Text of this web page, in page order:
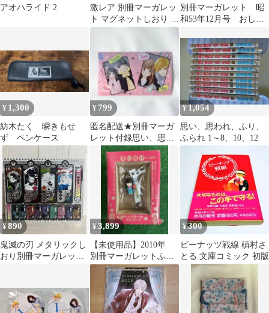
アオハライド 2
激レア 別冊マーガレッ
ト マグネットしおり ア
ニメ しおり マンガ 漫
別冊マーガレット 昭
和53年12月号 おしゃ
こ 集英社 k
¥ 1,300
紡木たく 瞬きもせ
ず ペンケース
¥ 799
匿名配送★別冊マーガ
レット付録思い、思わ
れ、ふり、ふられクリ
アチケットホルダー
¥1,054
思い、思われ、ふり、
ふられ 1～8、10、12
¥890
鬼滅の刃 メタリックし
おり別冊マーガレット
¥3,899
【未使用品】2010年
別冊マーガレットふろ
く ストラップ 爽子
のマスコット付き
¥300
ピーナッツ戦線 槙村さ
とる 文庫コミック 初版